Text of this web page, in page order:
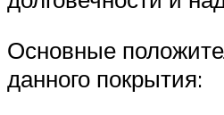
Основные
данного покрытия: